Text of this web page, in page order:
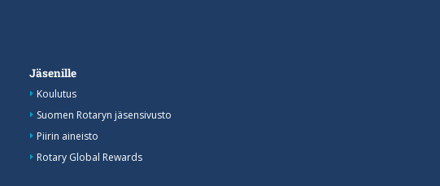
Jäsenille
Koulutus
Suomen Rotaryn jäsensivusto
Piirin aineisto
Rotary Global Rewards